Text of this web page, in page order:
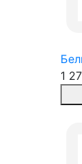
1